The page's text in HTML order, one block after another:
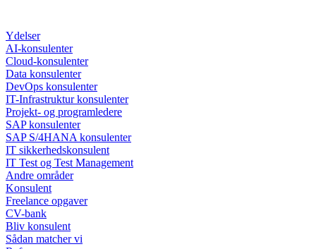
Ydelser
AI-konsulenter
Cloud-konsulenter
Data konsulenter
DevOps konsulenter
IT-Infrastruktur konsulenter
Projekt- og programledere
SAP konsulenter
SAP S/4HANA konsulenter
IT sikkerhedskonsulent
IT Test og Test Management
Andre områder
Konsulent
Freelance opgaver
CV-bank
Bliv konsulent
Sådan matcher vi